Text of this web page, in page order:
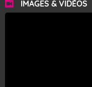
IMAGES & VIDÉOS